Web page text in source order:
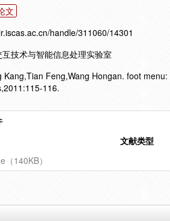
文
handle/311060/14301
互技术与智能信息处理实验室
Kang,Tian Feng,Wang Hongan. foot
116.
文献类型
140KB）